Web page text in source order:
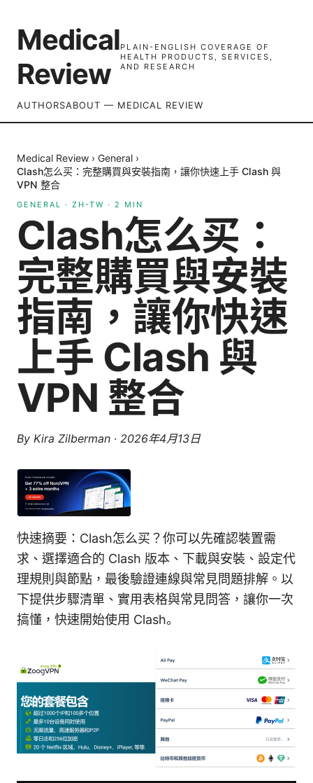
Medical
Review
PLAIN-ENGLISH COVERAGE OF
HEALTH PRODUCTS, SERVICES,
AND RESEARCH
AUTHORSABOUT — MEDICAL REVIEW
Medical Review › General ›
Clash怎么买：完整購買與安裝指南，讓你快速上手 Clash 與
VPN 整合
GENERAL · ZH-TW · 2 MIN
Clash怎么买：
完整購買與安裝
指南，讓你快速
上手 Clash 與
VPN 整合
By Kira Zilberman · 2026年4月13日
快速摘要：Clash怎么买？你可以先確認裝置需
求、選擇適合的 Clash 版本、下載與安裝、設定代
理規則與節點，最後驗證連線與常見問題排解。以
下提供步驟清單、實用表格與常見問答，讓你一次
搞懂，快速開始使用 Clash。